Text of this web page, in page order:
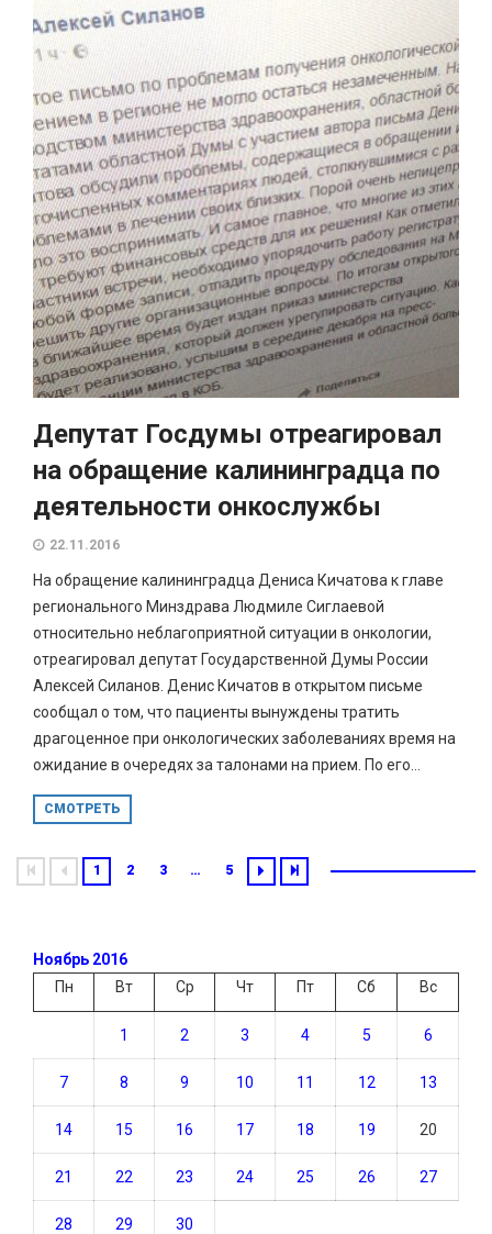
Депутат Госдумы отреагировал
на обращение калининградца по
деятельности онкослужбы
22.11.2016
На обращение калининградца Дениса Кичатова к главе
регионального Минздрава Людмиле Сиглаевой
относительно неблагоприятной ситуации в онкологии,
отреагировал депутат Государственной Думы России
Алексей Силанов. Денис Кичатов в открытом письме
сообщал о том, что пациенты вынуждены тратить
драгоценное при онкологических заболеваниях время на
ожидание в очередях за талонами на прием. По его...
СМОТРЕТЬ
1 2 3 … 5
Ноябрь 2016
Пн
Вт Ср Чт Пт Сб Вс
1 2 3 4 5 6
7 8 9 10 11 12 13
14 15 16 17 18 19 20
21 22 23 24 25 26 27
28 29 30